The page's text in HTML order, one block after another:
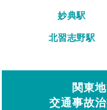
妙典駅
北習志野駅
関東
交通事故